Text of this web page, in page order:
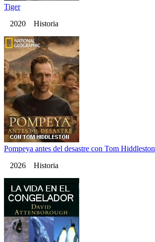
Tiger
2020 Historia
Pompeya antes del desastre con Tom Hiddleston
2026 Historia